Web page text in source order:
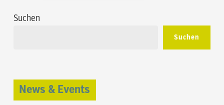
Suchen
Suchen
News & Events